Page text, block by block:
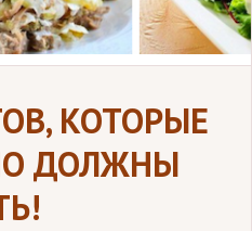
КОТОРЫЕ
ДОЛЖНЫ